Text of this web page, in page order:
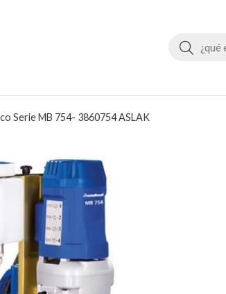
Serie MB 754- 3860754 ASLAK